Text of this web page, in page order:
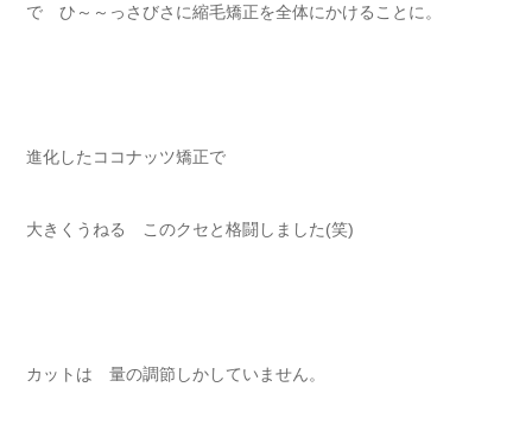
で ひ～～っさびさに縮毛矯正を全体にかけることに。
進化したココナッツ矯正で
大きくうねる このクセと格闘しました(笑)
カットは 量の調節しかしていません。